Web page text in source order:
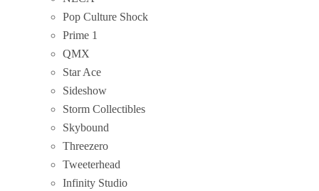
Pop Culture Shock
Prime 1
QMX
Star Ace
Sideshow
Storm Collectibles
Skybound
Threezero
Tweeterhead
Infinity Studio